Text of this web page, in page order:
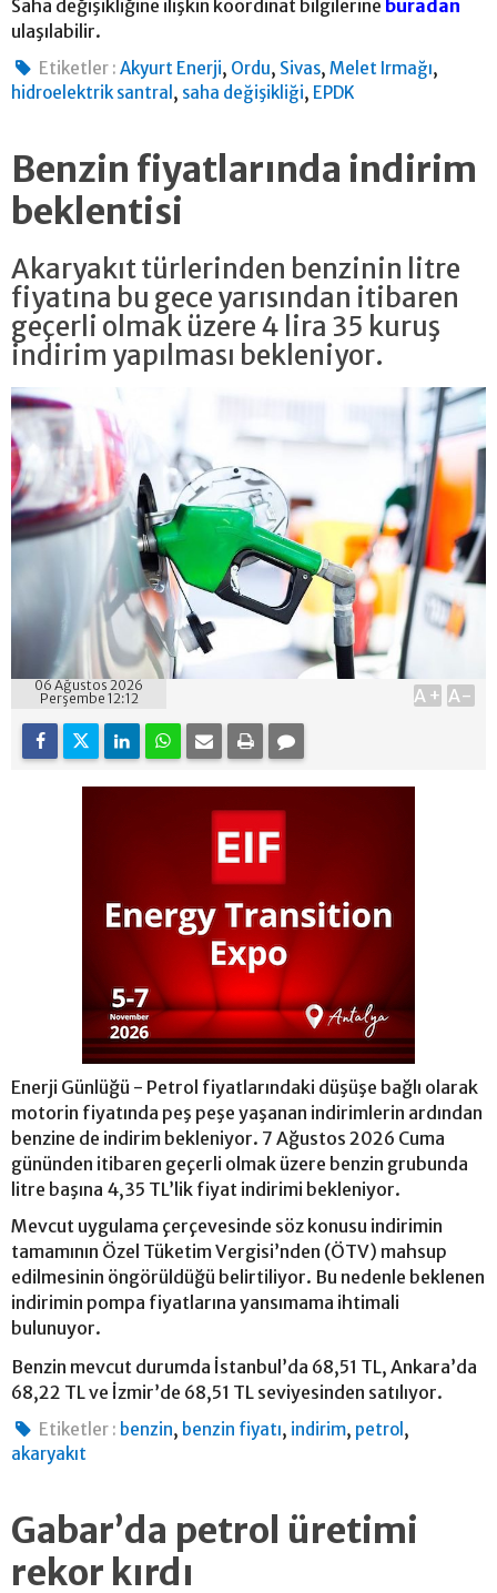
Saha değişikliğine ilişkin koordinat bilgilerine buradan
ulaşılabilir.
Etiketler : Akyurt Enerji, Ordu, Sivas,Melet Irmağı,
hidroelektrik santral , saha değişikliği, EPDK
Benzin fiyatlarında indirim
beklentisi
Akaryakıt türlerinden benzinin litre
fiyatına bu gece yarısından itibaren
geçerli olmak üzere 4 lira 35 kuruş
indirim yapılması bekleniyor.
06 Ağustos 2026
Perşembe 12:12
A+ A-
Enerji Günlüğü - Petrol fiyatlarındaki düşüşe bağlı olarak
motorin fiyatında peş peşe yaşanan indirimlerin ardından
benzine de indirim bekleniyor. 7 Ağustos 2026 Cuma
gününden itibaren geçerli olmak üzere benzin grubunda
litre başına 4,35 TL’lik fiyat indirimi bekleniyor.
Mevcut uygulama çerçevesinde söz konusu indirimin
tamamının Özel Tüketim Vergisi’nden (ÖTV) mahsup
edilmesinin öngörüldüğü belirtiliyor. Bu nedenle beklenen
indirimin pompa fiyatlarına yansımama ihtimali
bulunuyor.
Benzin mevcut durumda İstanbul’da 68,51 TL, Ankara’da
68,22 TL ve İzmir’de 68,51 TL seviyesinden satılıyor.
Etiketler : benzin, benzin fiyatı, indirim, petrol ,
akaryakıt
Gabar’da petrol üretimi
rekor kırdı